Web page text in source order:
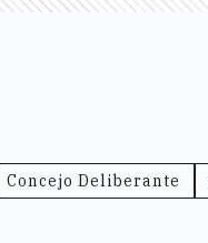
Concejo Deliberante